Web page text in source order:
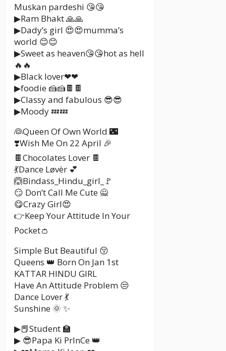
Muskan pardeshi 😘😘
▶Ram Bhakt 🙏🙏
▶Dady’s girl 😍😍mumma’s
world 😊😊
▶Sweet as heaven😘😘hot as hell
🔥🔥
▶Black lover❤❤
▶foodie 🍰🍰🍫🍫
▶Classy and fabulous 😎😎
▶Moody 💤💤
👰Queen Of Own World 🌃
❣️Wish Me On 22 April 🎉
🍫Chocolates Lover 🍫
💃Dance Løvèr 💕
🙆Bindass_Hindu_girl_🚩
😏 Don’t Call Me Cute 🙅
😋Crazy Girl😍
👉Keep Your Attitude In Your
Pocket👛
Simple But Beautiful 😚
Queens 👑 Born On Jan 1st
KATTAR HINDU GIRL
Have An Attitude Problem 😒
Dance Lover 💃
Sunshine 🌞 ✨
▶📕Student 🏫
▶ 😎Papa Ki PrInCe 👑